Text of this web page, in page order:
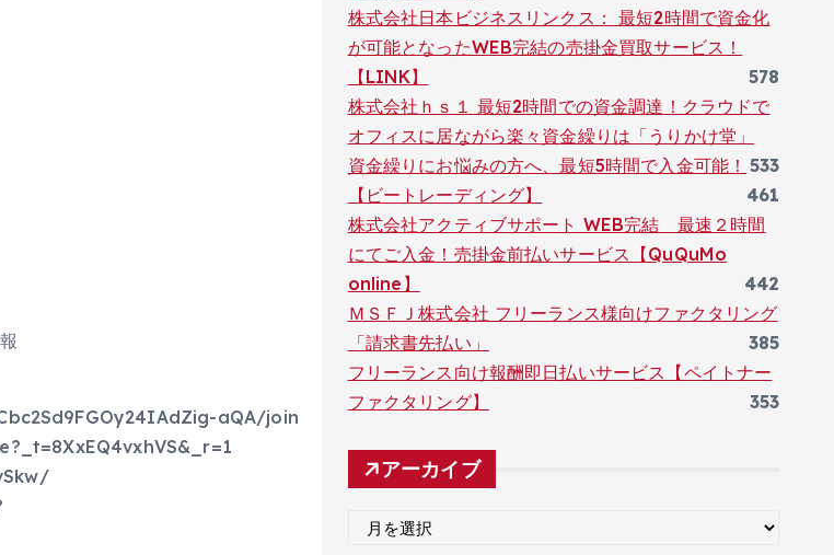
aQA/join
株式会社日本ビジネスリンクス： 最短2時間で資金化
が可能となったWEB完結の売掛金買取サービス！
【LINK】
578
株式会社ｈｓ１ 最短2時間での資金調達！クラウドで
オフィスに居ながら楽々資金繰りは「うりかけ堂」
533
資金繰りにお悩みの方へ、最短5時間で入金可能！
【ビートレーディング】
461
株式会社アクティブサポート WEB完結 最速２時間
にてご入金！売掛金前払いサービス【QuQuMo
online】
442
ＭＳＦＪ株式会社 フリーランス様向けファクタリング
「請求書先払い」
385
フリーランス向け報酬即日払いサービス【ペイトナー
ファクタリング】
353
アーカイブ